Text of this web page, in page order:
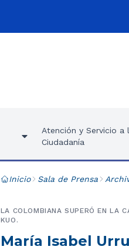
Atención y Servicio a
Ciudadanía
Inicio Sala de Prensa
María Isabel
LA COLOMBIANA SUPERÓ EN LA
KUO.